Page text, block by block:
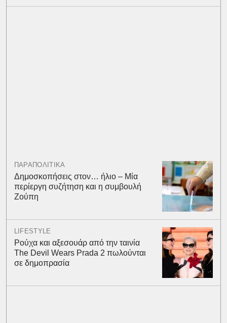
ΠΑΡΑΠΟΛΙΤΙΚΑ
Δημοσκοπήσεις στον… ήλιο – Μία
περίεργη συζήτηση και η συμβουλή
Ζούπη
LIFESTYLE
Ρούχα και αξεσουάρ από την ταινία
The Devil Wears Prada 2 πωλούνται
σε δημοπρασία